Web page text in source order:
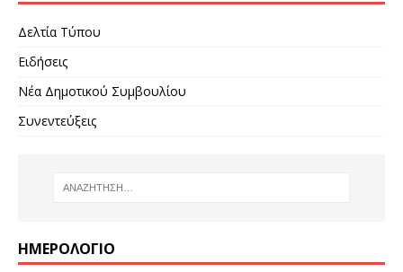
Δελτία Τύπου
Ειδήσεις
Νέα Δημοτικού Συμβουλίου
Συνεντεύξεις
ΗΜΕΡΟΛΌΓΙΟ